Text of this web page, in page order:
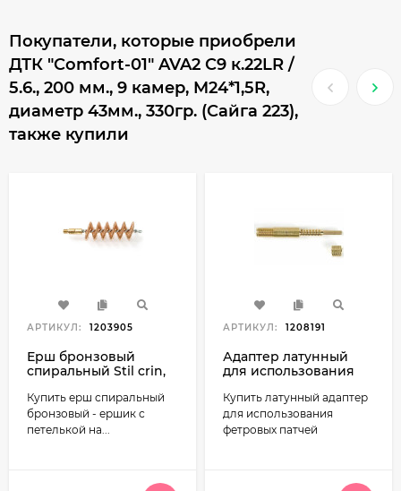
Покупатели, которые приобрели
ДТК "Comfort-01" AVA2 С9 к.22LR /
5.6., 200 мм., 9 камер, M24*1,5R,
диаметр 43мм., 330гр. (Сайга 223),
также купили
АРТИКУЛ: 1203905
Ерш бронзовый
спиральный Stil crin,
Купить ерш спиральный
бронзовый - ершик с
петелькой на...
АРТИКУЛ: 1208191
Адаптер латунный
для использования
(95V)
Купить латунный адаптер
для использования
фетровых патчей